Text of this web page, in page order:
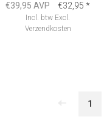
€39,95 AVP €32,95 *
Incl. btw Excl.
Verzendkosten
1